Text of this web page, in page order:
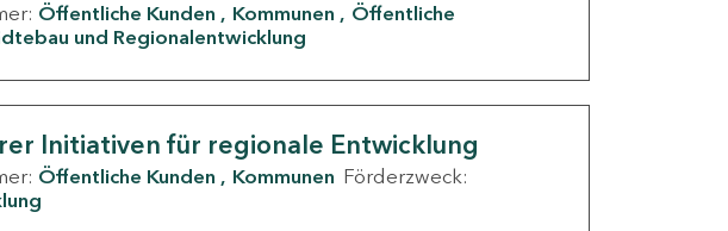
Öffentliche Kunden Kommunen
Öffentliche
und Regionalentwicklung
Initiativen für regionale Entwicklung
Öffentliche Kunden Kommunen Förderzweck: